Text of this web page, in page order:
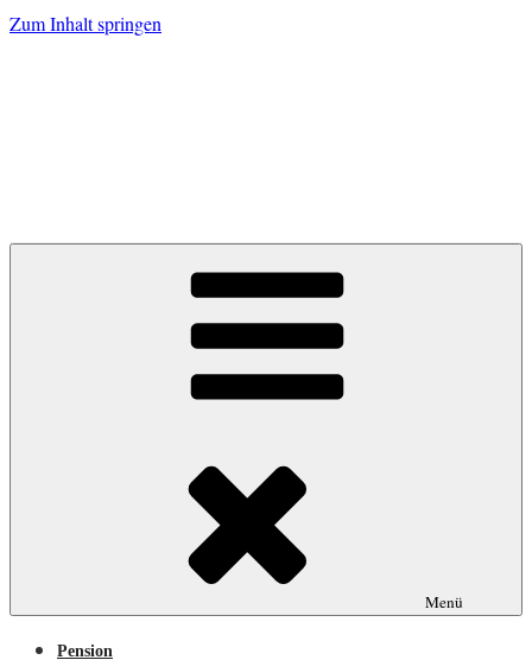
Zum Inhalt springen
Menü
Pension